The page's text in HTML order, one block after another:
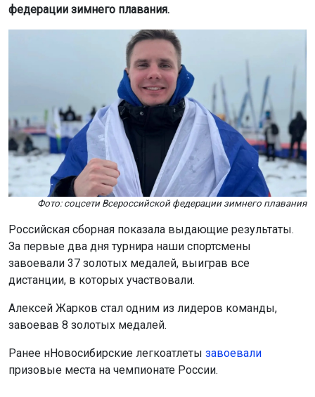
федерации зимнего плавания.
Фото: соцсети Всероссийской федерации зимнего плавания
Российская сборная показала выдающие результаты.
За первые два дня турнира наши спортсмены
завоевали 37 золотых медалей, выиграв все
дистанции, в которых участвовали.
Алексей Жарков стал одним из лидеров команды,
завоевав 8 золотых медалей.
Ранее нНовосибирские легкоатлеты завоевали
призовые места на чемпионате России.